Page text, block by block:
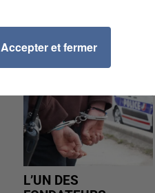
L’UN DES
Accepter et fermer